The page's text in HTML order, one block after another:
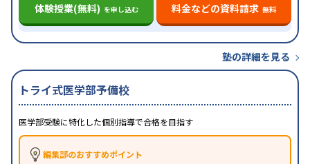
体験授業(無料) を申し込む 料金などの資料請求 無料
塾の詳細を見る
トライ式医学部予備校
医学部受験に特化した個別指導で合格を目指す
編集部のおすすめポイント